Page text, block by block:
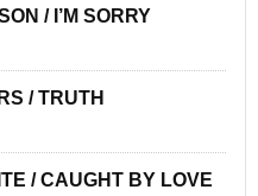
/ I’M SORRY
/ TRUTH
/ CAUGHT BY LOVE